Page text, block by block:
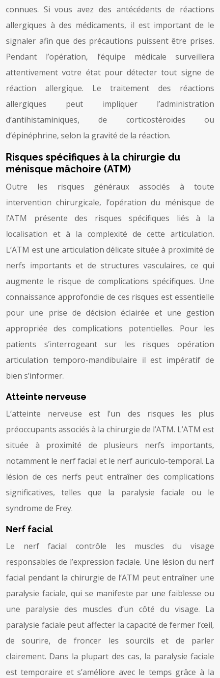
connues. Si vous avez des antécédents de réactions
allergiques à des médicaments, il est important de le
signaler afin que des précautions puissent être prises.
Pendant l’opération, l’équipe médicale surveillera
attentivement votre état pour détecter tout signe de
réaction allergique. Le traitement des réactions
allergiques peut impliquer l’administration
d’antihistaminiques, de corticostéroïdes ou
d’épinéphrine, selon la gravité de la réaction.
Risques spécifiques à la chirurgie du
ménisque mâchoire (ATM)
Outre les risques généraux associés à toute
intervention chirurgicale, l’opération du ménisque de
l’ATM présente des risques spécifiques liés à la
localisation et à la complexité de cette articulation.
L’ATM est une articulation délicate située à proximité de
nerfs importants et de structures vasculaires, ce qui
augmente le risque de complications spécifiques. Une
connaissance approfondie de ces risques est essentielle
pour une prise de décision éclairée et une gestion
appropriée des complications potentielles. Pour les
patients s’interrogeant sur les risques opération
articulation temporo-mandibulaire il est impératif de
bien s’informer.
Atteinte nerveuse
L’atteinte nerveuse est l’un des risques les plus
préoccupants associés à la chirurgie de l’ATM. L’ATM est
située à proximité de plusieurs nerfs importants,
notamment le nerf facial et le nerf auriculo-temporal. La
lésion de ces nerfs peut entraîner des complications
significatives, telles que la paralysie faciale ou le
syndrome de Frey.
Nerf facial
Le nerf facial contrôle les muscles du visage
responsables de l’expression faciale. Une lésion du nerf
facial pendant la chirurgie de l’ATM peut entraîner une
paralysie faciale, qui se manifeste par une faiblesse ou
une paralysie des muscles d’un côté du visage. La
paralysie faciale peut affecter la capacité de fermer l’œil,
de sourire, de froncer les sourcils et de parler
clairement. Dans la plupart des cas, la paralysie faciale
est temporaire et s’améliore avec le temps grâce à la